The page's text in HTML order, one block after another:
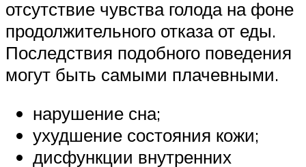
отсутствие чувства голода на фоне
продолжительного отказа от еды.
Последствия подобного поведения
могут быть самыми плачевными.
нарушение сна;
ухудшение состояния кожи;
дисфункции внутренних